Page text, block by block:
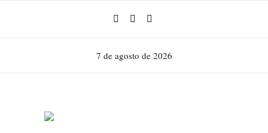
7 de agosto de 2026